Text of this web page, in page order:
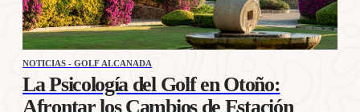
NOTICIAS - GOLF ALCANADA
La Psicología del Golf en Otoño:
Afrontar los Cambios de Estación